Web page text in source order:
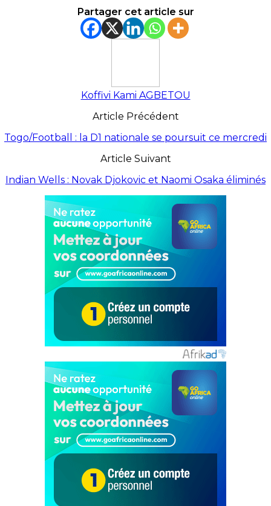
Partager cet article sur
Koffivi Kami AGBETOU
Article Précédent
Togo/Football : la D1 nationale se poursuit ce mercredi
Article Suivant
Indian Wells : Novak Djokovic et Naomi Osaka éliminés